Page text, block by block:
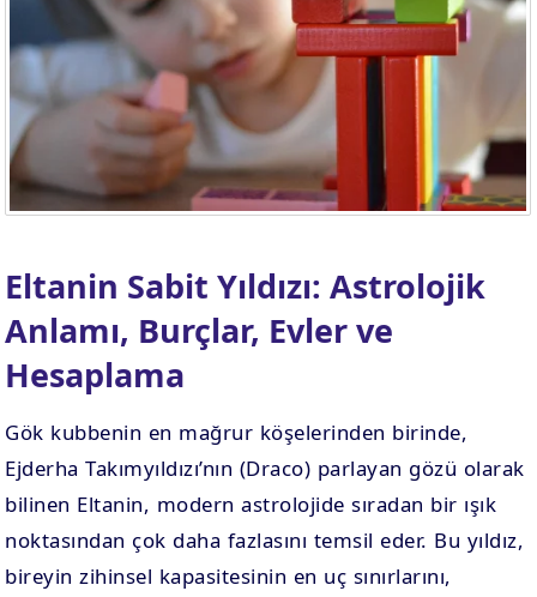
EV4. EV
EV10. EV
Eltanin Sabit Yıldızı: Astrolojik
Anlamı, Burçlar, Evler ve
Hesaplama
Gök kubbenin en mağrur köşelerinden birinde,
Ejderha Takımyıldızı’nın (Draco) parlayan gözü olarak
bilinen Eltanin, modern astrolojide sıradan bir ışık
noktasından çok daha fazlasını temsil eder. Bu yıldız,
bireyin zihinsel kapasitesinin en uç sınırlarını,